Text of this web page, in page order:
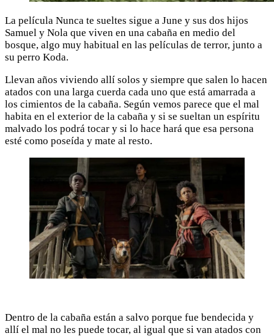
La película Nunca te sueltes sigue a June y sus dos hijos
Samuel y Nola que viven en una cabaña en medio del
bosque, algo muy habitual en las películas de terror, junto a
su perro Koda.
Llevan años viviendo allí solos y siempre que salen lo hacen
atados con una larga cuerda cada uno que está amarrada a
los cimientos de la cabaña. Según vemos parece que el mal
habita en el exterior de la cabaña y si se sueltan un espíritu
malvado los podrá tocar y si lo hace hará que esa persona
esté como poseída y mate al resto.
Dentro de la cabaña están a salvo porque fue bendecida y
allí el mal no les puede tocar, al igual que si van atados con